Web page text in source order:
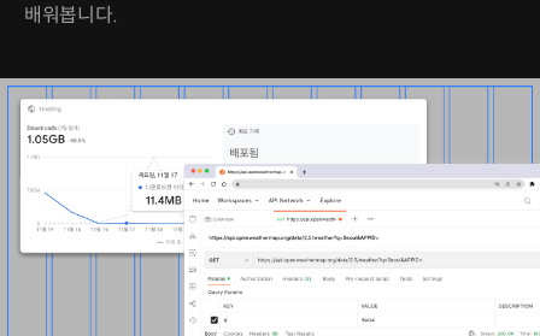
배워봅니다.